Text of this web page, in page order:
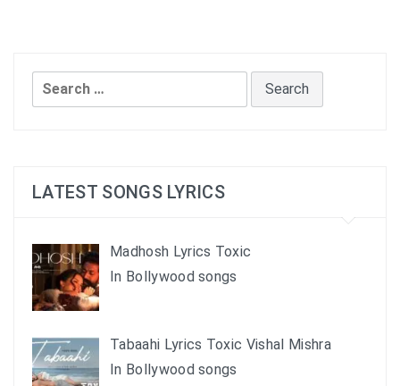
Search
for:
LATEST SONGS LYRICS
Madhosh Lyrics Toxic
In Bollywood songs
Tabaahi Lyrics Toxic Vishal Mishra
In Bollywood songs